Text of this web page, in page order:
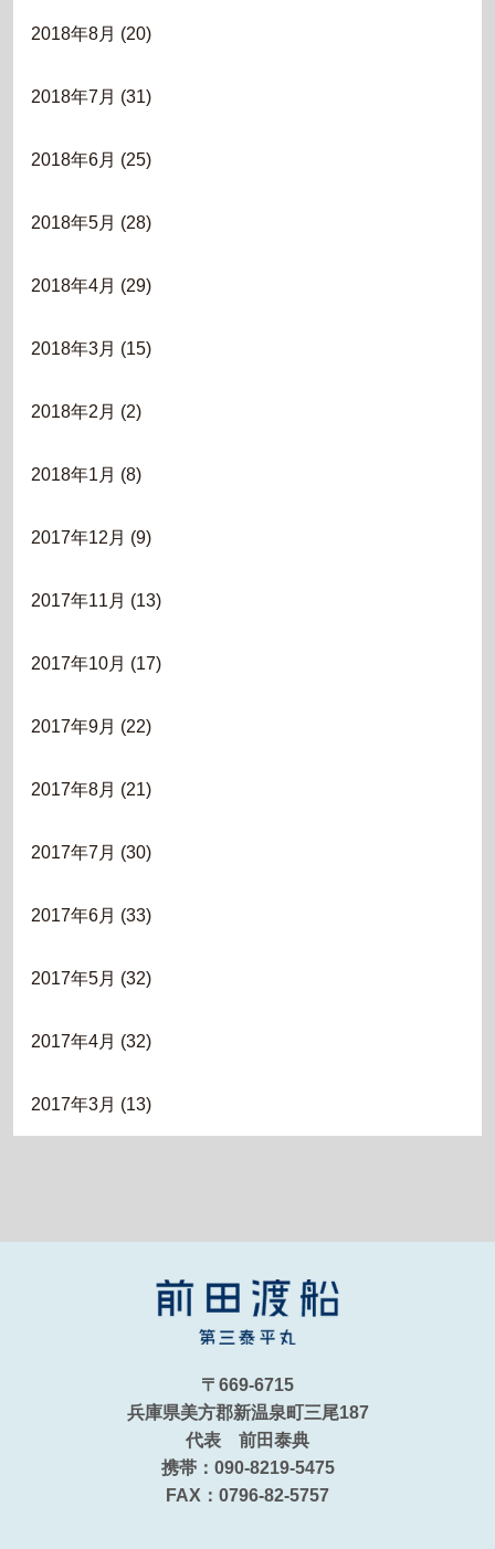
2018年8月 (20)
2018年7月 (31)
2018年6月 (25)
2018年5月 (28)
2018年4月 (29)
2018年3月 (15)
2018年2月 (2)
2018年1月 (8)
2017年12月 (9)
2017年11月 (13)
2017年10月 (17)
2017年9月 (22)
2017年8月 (21)
2017年7月 (30)
2017年6月 (33)
2017年5月 (32)
2017年4月 (32)
2017年3月 (13)
〒669-6715
兵庫県美方郡新温泉町三尾187
代表 前田泰典
携帯：090-8219-5475
FAX：0796-82-5757